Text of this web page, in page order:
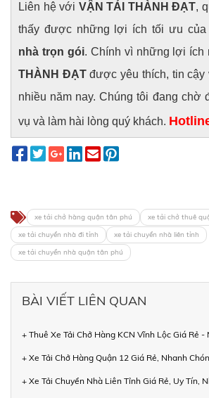
Liên hệ với VẬN TẢI THÀNH ĐẠT,
thấy được những lợi ích tối ưu
nhà trọn gói. Chính vì những lợi ích
THÀNH ĐẠTđược yêu thích, tin cậy
nhiều năm nay. Chúng tôi đang chờ
vụ và làm hài lòng quý khách.
xe tải chở hàng quận tân phú
xe tải chở thuê
xe tải chuyển nhà đi tỉnh
xe tải chuyển nhà liên tỉnh
xe tải chuyển nhà quận tân phú
BÀI VIẾT LIÊN QUAN
+ Thuê Xe Tải Chở Hàng KCN Vĩnh Lộc Giá Rẻ -
+ Xe Tải Chở Hàng Quận 12 Giá Rẻ, Nhanh
+ Xe Tải Chuyển Nhà Liên Tỉnh Giá Rẻ, Uy Tín,